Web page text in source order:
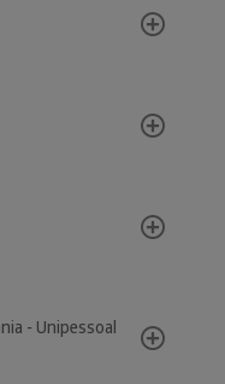
- Unipessoal